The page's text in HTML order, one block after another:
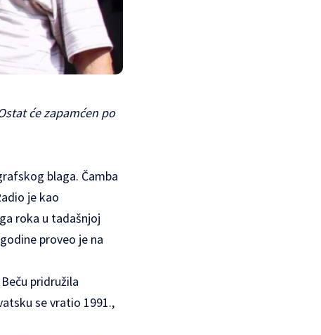
će zapamćen po
blaga. Čamba
je kao
roka u tadašnjoj
proveo je na
pridružila
se vratio 1991.,